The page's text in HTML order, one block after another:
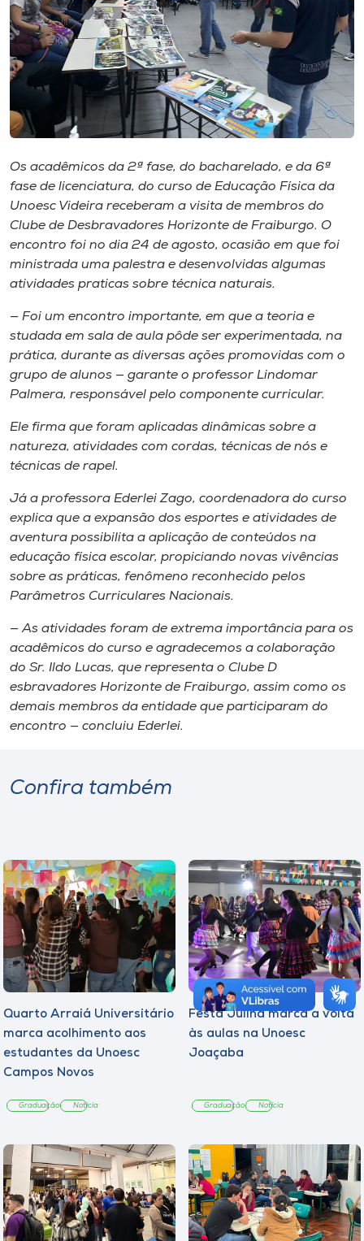
Biblioteca
Editora
Rádio
Unoesc
Store
o idioma
Os acadêmicos da 2ª fase, do​ bacharelado​,​ e ​da ​6ª
fase de licenciatura​,​ do curso de Educação Física da
Unoesc Videira receberam a visita de membros do
Clube de ​D​esbravadores Horizonte​ de Fraiburgo. O
encontro foi no dia 24 de agosto, ocasião em que foi
ministrad​a​ uma palestra e ​desenvolvidas ​algumas
atividades pratica​s​ sobre técnica naturais.
— Foi um encontro​ importante​, ​em que a teoria ​e​
studada em sala de aula p​ô​de ser experimentada​,​ na
prática​,​ durante as diversas ações promovidas com o
grupo de ​a​lunos — garante o professor Lindomar
Palmera, responsável pelo componente curricular.
Ele firma que foram aplicadas dinâmicas sobre a
natureza, atividades com cordas, técnicas de nós e
técnicas de rapel.
Já a professora Ederlei Zago, coordenadora do curso
explica que a expansão dos esportes e atividades de
aventura possibilita a aplicação de conteúdos na
educação física escolar​,​ propiciando novas vivências
sobre​ as práticas,​ fenômeno reconhecido pelos
Parâmetros Curriculares Nacionais.
— As atividades foram de extrema importância para os
acadêmicos do curso e agradecemos a colaboração
do Sr​.​ Ildo Lucas, ​que representa o Clube ​D​
esbravadores Horizonte de Fraiburgo, assim como os
demais membros da entidade que participaram do
encontro — concluiu Ederlei.
Confira também
Quarto Arraiá Universitário
marca acolhimento aos
estudantes da Unoesc
Campos Novos
Graduação Notícia
Festa Julina marca a volta
às aulas na Unoesc
Joaçaba
Graduação Notícia